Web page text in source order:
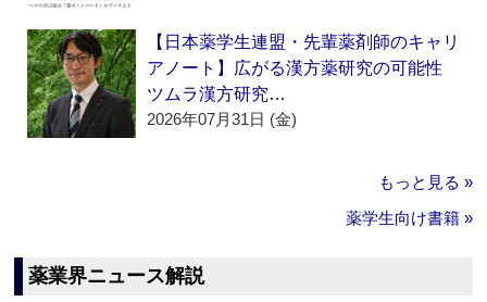
【日本薬学生連盟・先輩薬剤師のキャリ
アノート】広がる漢方薬研究の可能性
ツムラ漢方研究…
2026年07月31日 (金)
もっと見る »
薬学生向け書籍 »
薬業界ニュース解説